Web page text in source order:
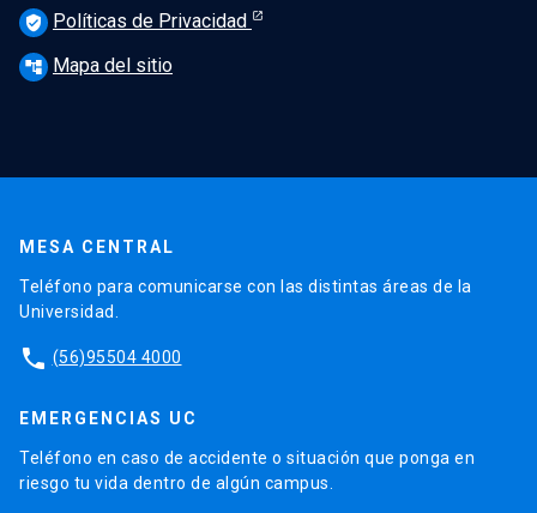
verified_user Políticas de Privacidad
account_tree Mapa del sitio
MESA CENTRAL
Teléfono para comunicarse con las distintas áreas de la
Universidad.
phone (56)95504 4000
EMERGENCIAS UC
Teléfono en caso de accidente o situación que ponga en
riesgo tu vida dentro de algún campus.